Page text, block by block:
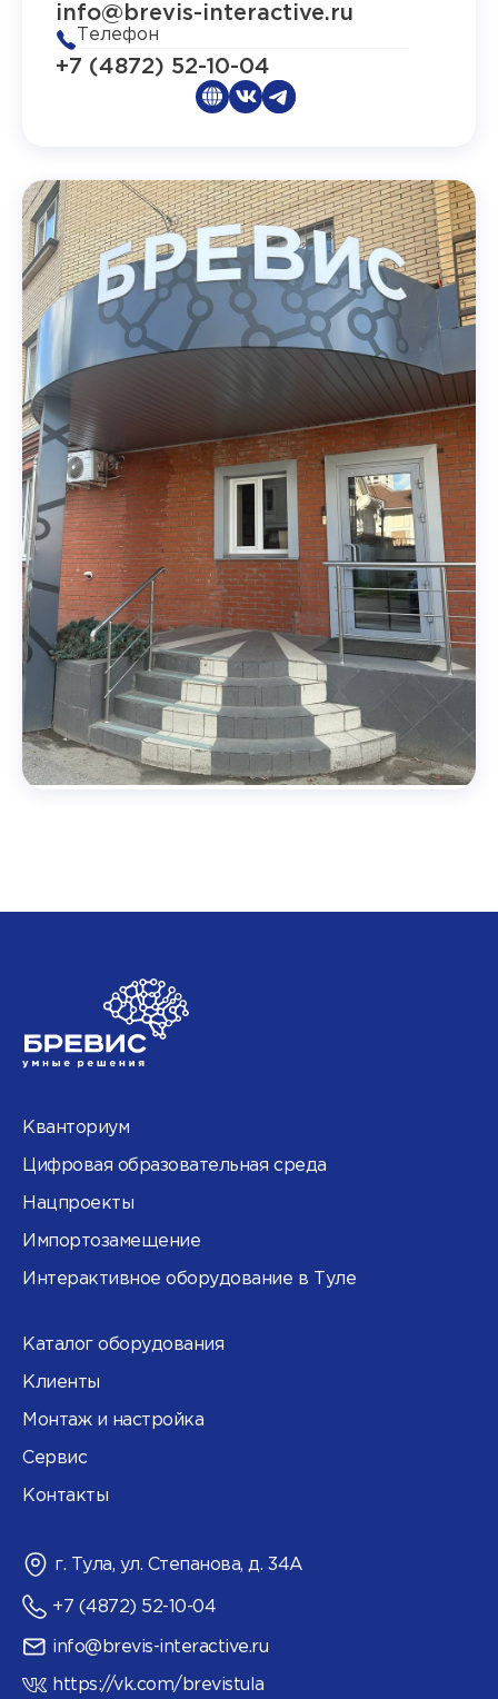
info@brevis-interactive.ru
Телефон
+7 (4872) 52-10-04
Кванториум
Цифровая образовательная среда
Нацпроекты
Импортозамещение
Интерактивное оборудование в Туле
Каталог оборудования
Клиенты
Монтаж и настройка
Сервис
Контакты
г. Тула, ул. Степанова, д. 34А
+7 (4872) 52-10-04
info@brevis-interactive.ru
https://vk.com/brevistula